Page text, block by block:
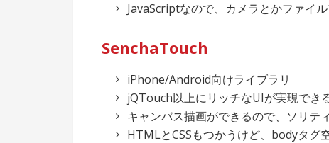
JavaScriptなので、カメラとかファイ
SenchaTouch
iPhone/Android向けライブラリ
jQTouch以上にリッチなUIが実現でき
キャンバス描画ができるので、ソリテ
HTMLとCSSもつかうけど、bodyタグ